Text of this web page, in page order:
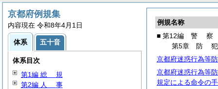
例規名称
■ 第12編 警 察
第5章 防犯
京都府迷惑行為等
京都府迷惑行為等
規定による命令の
京都府例規集
内容現在 令和8年4月1日
体系 五十音
体系目次
第1編 総 規
第2編 人 事